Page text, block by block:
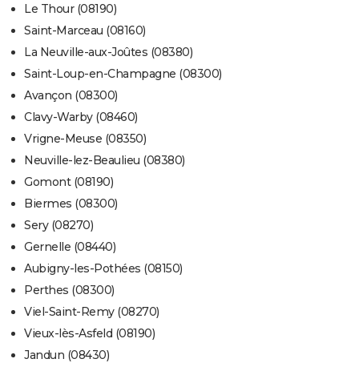
Le Thour (08190)
Saint-Marceau (08160)
La Neuville-aux-Joûtes (08380)
Saint-Loup-en-Champagne (08300)
Avançon (08300)
Clavy-Warby (08460)
Vrigne-Meuse (08350)
Neuville-lez-Beaulieu (08380)
Gomont (08190)
Biermes (08300)
Sery (08270)
Gernelle (08440)
Aubigny-les-Pothées (08150)
Perthes (08300)
Viel-Saint-Remy (08270)
Vieux-lès-Asfeld (08190)
Jandun (08430)